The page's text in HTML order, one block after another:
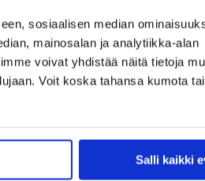
sosiaalisen median
mainosalan ja analytiikka-alan
voivat yhdistää näitä tietoja
Voit koska tahansa kumota
Salli kaikki